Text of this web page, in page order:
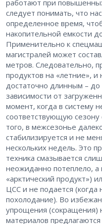
работают при
следует понимать, что
определенное время,
накопительной емкости
Применительно к
магистралей может
метров. Следовательно,
продуктов на «летние»,
достаточно длинным – до
зависимости от
момент, когда в систему
соответствующую сезону
того, в межсезонье
стабилизируется и не
нескольких недель. Это
техника смазывается
неожиданно потеплело,
«арктический продукт»)
ЦСС и не подается (когда
похолодание). Во
упрощения (сокращения)
материалов